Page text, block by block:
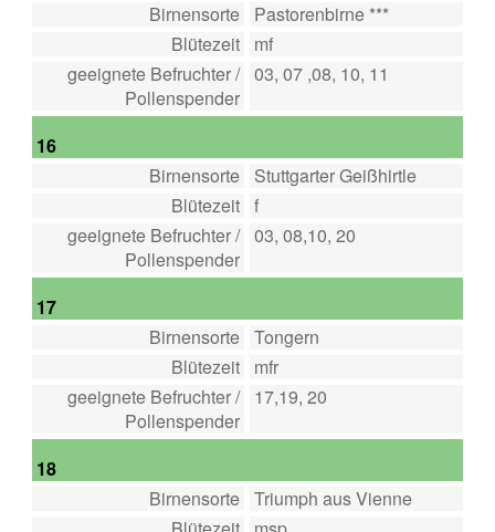
Birnensorte
Pastorenbirne ***
Blütezeit
mf
geeignete Befruchter /
Pollenspender
03, 07 ,08, 10, 11
16
Birnensorte
Stuttgarter Geißhirtle
Blütezeit f
geeignete Befruchter /
Pollenspender
03, 08,10, 20
17
Birnensorte Tongern
Blütezeit
mfr
geeignete Befruchter /
Pollenspender
17,19, 20
18
Birnensorte Triumph aus Vienne